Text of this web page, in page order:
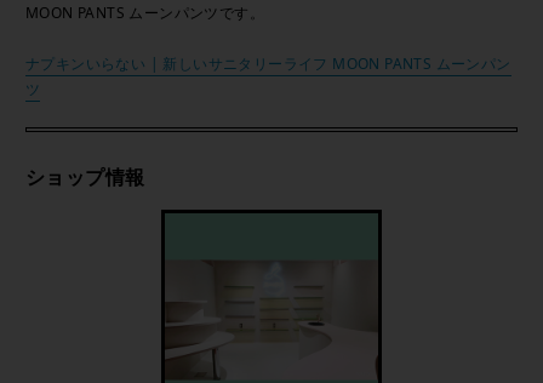
MOON PANTS ムーンパンツです。
ナプキンいらない | 新しいサニタリーライフ MOON PANTS ムーンパン
ツ
ショップ情報